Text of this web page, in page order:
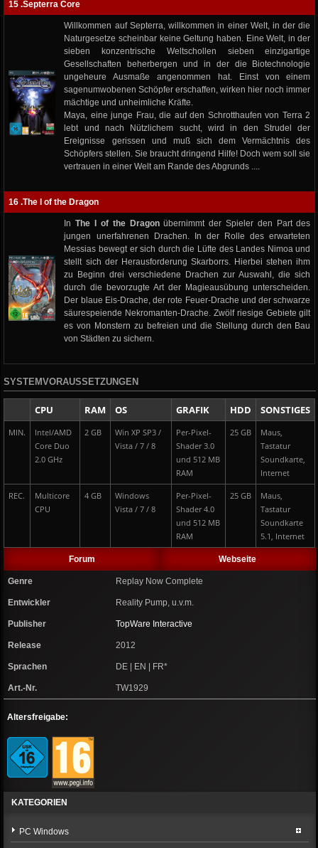
15 .Septerra Core
Willkommen auf Septerra, willkommen in einer Welt, in der die
Naturgesetze scheinbar keine Geltung haben. Eine Welt, in der
sieben konzentrische Weltschollen sieben einzigartige
Gesellschaften beherbergen und in der die Biotechnologie
ungeheure Ausmaße angenommen hat. Einst von einem
sagenumwobenen Schöpfer erschaffen, wirken hier noch immer
mächtige und unheimliche Kräfte.
Maya, eine junge Frau, die auf den Schrotthaufen von Terra 2
lebt und nach Nützlichem sucht, wird in den Strudel der
Ereignisse gerissen und muß sich dem Vermächtnis des
Schöpfers stellen. Sie braucht dringend Hilfe! Doch wem soll sie
vertrauen in einer Welt am Rande des Abgrunds ....
16 .The I of the Dragon
InThe I of the Dragonübernimmt der Spieler den Part des
jungen unerfahrenen Drachen. In der Rolle des erwarteten
Messias bewegt er sich durch die Lüfte des Landes Nimoa und
stellt sich der Herausforderung Skarborrs. Hierbei stehen ihm
zu Beginn drei verschiedene Drachen zur Auswahl, die sich
durch die bevorzugte Art der Magieausübung unterscheiden.
Der blaue Eis-Drache, der rote Feuer-Drache und der schwarze
säurespeiende Nekromanten-Drache. Zwölf riesige Gebiete gilt
es von Monstern zu befreien und die Stellung durch den Bau
von Städten zu sichern.
SYSTEMVORAUSSETZUNGEN
CPU RAM OS GRAFIK HDD SONSTIGES
MIN.
Intel/AMD
Core Duo
2.0 GHz
2 GB
Win XP SP3 /
Vista / 7 / 8
Per-Pixel-
Shader 3.0
und 512 MB
RAM
25 GB
Maus,
Tastatur
Soundkarte,
Internet
REC.
Multicore
CPU
4 GB
Windows
Vista / 7 / 8
Per-Pixel-
Shader 4.0
und 512 MB
RAM
25 GB
Maus,
Tastatur
Soundkarte
5.1, Internet
Forum Webseite
Genre Replay Now Complete
Entwickler Reality Pump, u.v.m.
Publisher TopWare Interactive
Release 2012
Sprachen DE | EN | FR*
Art.-Nr. TW1929
Altersfreigabe:
KATEGORIEN
PC Windows